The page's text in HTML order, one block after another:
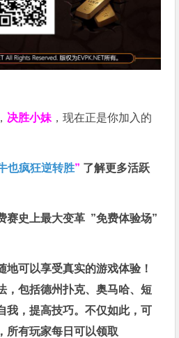
， 决胜小妹 ，现在正是你加入的
也疯狂逆转胜” 了解更多活跃
赛史上最大变革 ”免费体验场”
地可以享受真实的游戏体验！
，包括德州扑克、奥马哈、短
我，提高技巧。不仅如此，可
所有玩家每日可以领取